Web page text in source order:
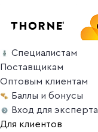
Специалистам
Поставщикам
Оптовым клиентам
Баллы и бонусы
Вход для эксперта
Для клиентов